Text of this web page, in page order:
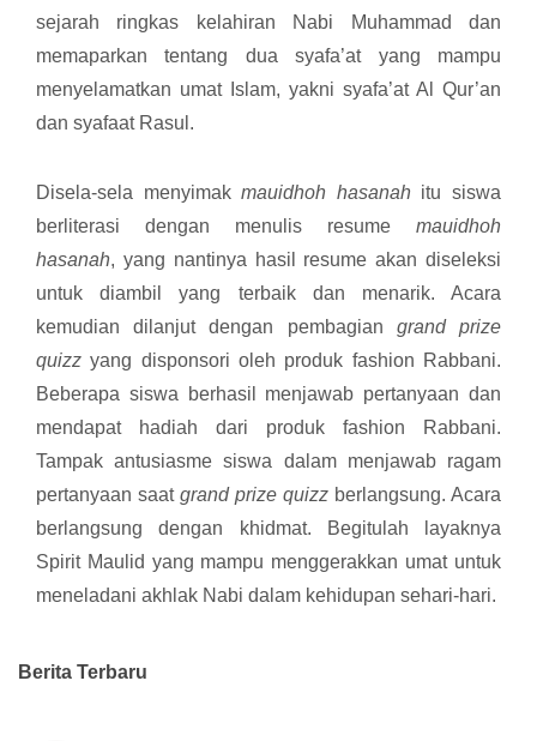
sejarah ringkas kelahiran Nabi Muhammad dan
memaparkan tentang dua syafa’at yang mampu
menyelamatkan umat Islam, yakni syafa’at Al Qur’an
dan syafaat Rasul.
Disela-sela menyimakmauidhoh hasanahitu siswa
berliterasi dengan menulis resume mauidhoh
hasanah, yang nantinya hasil resume akan diseleksi
untuk diambil yang terbaik dan menarik. Acara
kemudian dilanjut dengan pembagian grand prize
quizz yang disponsori oleh produk fashion Rabbani.
Beberapa siswa berhasil menjawab pertanyaan dan
mendapat hadiah dari produk fashion Rabbani.
Tampak antusiasme siswa dalam menjawab ragam
pertanyaan saat grand prize quizz berlangsung. Acara
berlangsung dengan khidmat. Begitulah layaknya
Spirit Maulid yang mampu menggerakkan umat untuk
meneladani akhlak Nabi dalam kehidupan sehari-hari.
Berita Terbaru